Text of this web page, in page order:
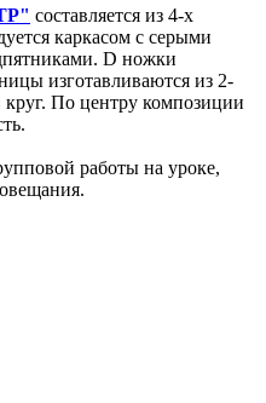
составляется из 4-х
каркасом с серыми
D ножки
изготавливаются из 2-
По центру композиции
работы на уроке,